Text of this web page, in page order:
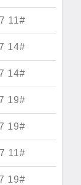
11#
14#
14#
19#
19#
11#
19#